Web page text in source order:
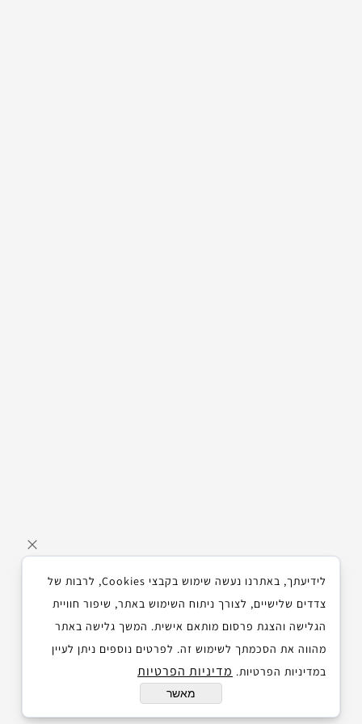
לידיעתך, באתרנו נעשה שימוש בקבצי Cookies, לרבות של
צדדים שלישיים, לצורך ניתוח השימוש באתר, שיפור חוויית
הגלישה והצגת פרסום מותאם אישית. המשך גלישה באתר
מהווה את הסכמתך לשימוש זה. לפרטים נוספים ניתן לעיין
במדיניות הפרטיות. מדיניות הפרטיות
מאשר